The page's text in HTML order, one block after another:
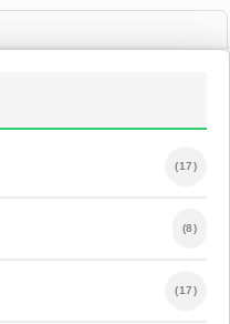
(17)
(8)
(17)